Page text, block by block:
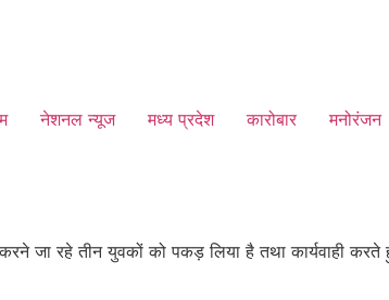
नेशनल न्यूज मध्य प्रदेश कारोबार मनोरंजन
जा रहे तीन युवकों को पकड़ लिया है तथा कार्यवाही करते